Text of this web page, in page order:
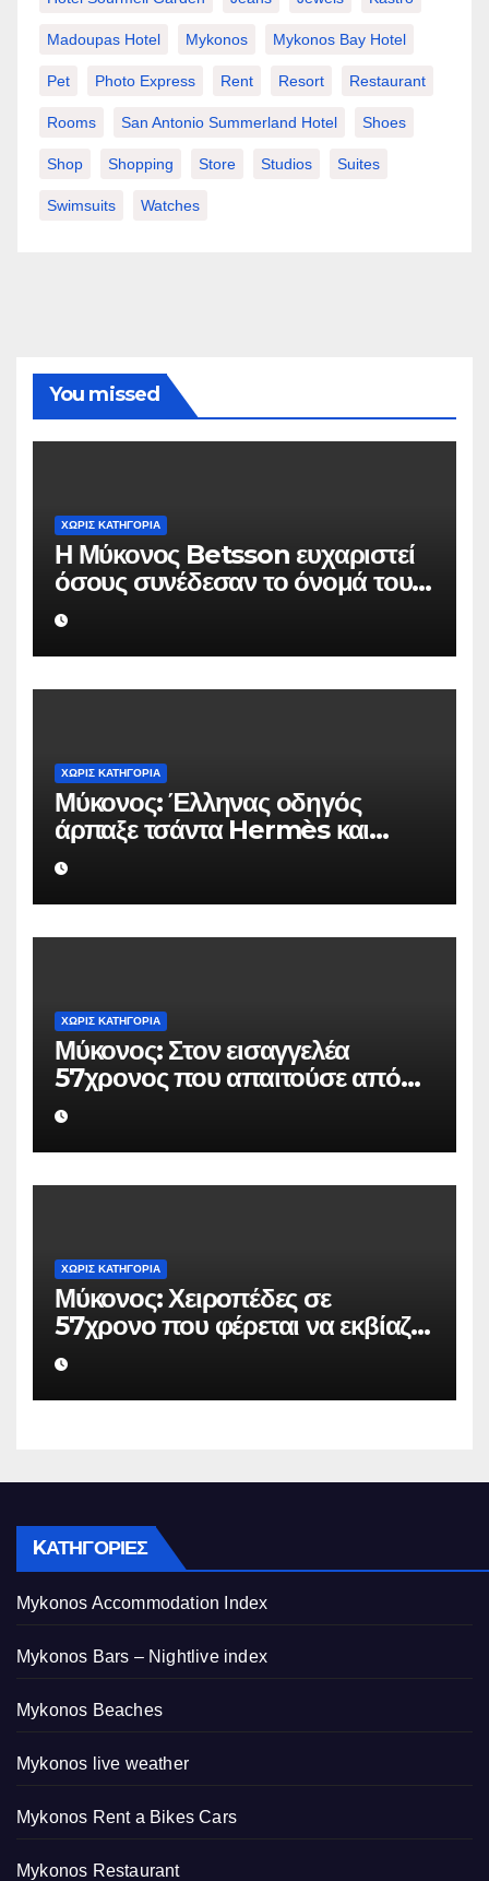
Madoupas Hotel Mykonos Mykonos Bay Hotel
Pet Photo Express Rent Resort Restaurant
Rooms San Antonio Summerland Hotel Shoes
Shop Shopping Store Studios Suites
Swimsuits Watches
You missed
ΧΩΡΊΣ ΚΑΤΗΓΟΡΊΑ
Η Μύκονος Betsson ευχαριστεί
όσους συνέδεσαν το όνομά τους
με την ιστορική χρονιά
ΧΩΡΊΣ ΚΑΤΗΓΟΡΊΑ
Μύκονος: Έλληνας οδηγός
άρπαξε τσάντα Hermès και
Rolex αξίας 75.000 ευρώ από
Ουκρανό τουρίστα
ΧΩΡΊΣ ΚΑΤΗΓΟΡΊΑ
Μύκονος: Στον εισαγγελέα
57χρονος που απαιτούσε από
επιχειρηματία 80.000 ευρώ για
να μην κάνει καταγγελίες σε
βάρος του
ΧΩΡΊΣ ΚΑΤΗΓΟΡΊΑ
Μύκονος: Χειροπέδες σε
57χρονο που φέρεται να εκβίαζε
επιχείρηση για να «θάψει»
ψευδείς καταγγελίες – Η παγίδα
που του έστησε η ΕΛ.ΑΣ.
KΑΤΗΓΟΡΊΕΣ
Mykonos Accommodation Index
Mykonos Bars – Nightlive index
Mykonos Beaches
Mykonos live weather
Mykonos Rent a Bikes Cars
Mykonos Restaurant